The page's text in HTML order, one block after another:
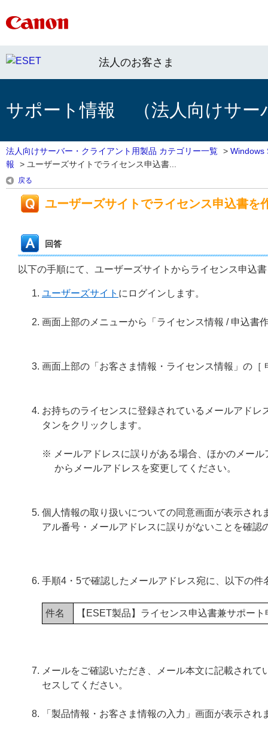
法人のお客さま
サポート情報 （法人向けサー
法人向けサーバー・クライアント用製品 カテゴリー一覧 > Windows
報
> ユーザーズサイトでライセンス申込書...
戻る
ユーザーズサイトでライセンス申込書を
回答
以下の手順にて、ユーザーズサイトからライセンス申込
ユーザーズサイト にログインします。
画面上部のメニューから「ライセンス情報 / 申込書
画面上部の「お客さま情報・ライセンス情報」の
お持ちのライセンスに登録されているメールアド
タンをクリックします。
※ メールアドレスに誤りがある場合、ほかのメー
からメールアドレスを変更してください。
個人情報の取り扱いについての同意画面が表示さ
アル番号・メールアドレスに誤りがないことを確
手順4・5で確認したメールアドレス宛に、以下の件
件名 【ESET製品】ライセンス申込書兼サポー
メールをご確認いただき、メール本文に記載され
セスしてください。
「製品情報・お客さま情報の入力」画面が表示さ